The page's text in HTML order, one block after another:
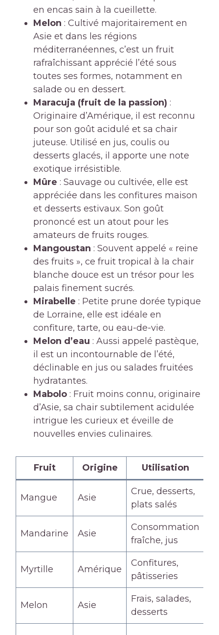
en encas sain à la cueillette.
Melon : Cultivé majoritairement en
Asie et dans les régions
méditerranéennes, c’est un fruit
rafraîchissant apprécié l’été sous
toutes ses formes, notamment en
salade ou en dessert.
Maracuja (fruit de la passion) :
Originaire d’Amérique, il est reconnu
pour son goût acidulé et sa chair
juteuse. Utilisé en jus, coulis ou
desserts glacés, il apporte une note
exotique irrésistible.
Mûre : Sauvage ou cultivée, elle est
appréciée dans les confitures maison
et desserts estivaux. Son goût
prononcé est un atout pour les
amateurs de fruits rouges.
Mangoustan : Souvent appelé « reine
des fruits », ce fruit tropical à la chair
blanche douce est un trésor pour les
palais finement sucrés.
Mirabelle : Petite prune dorée typique
de Lorraine, elle est idéale en
confiture, tarte, ou eau-de-vie.
Melon d’eau : Aussi appelé pastèque,
il est un incontournable de l’été,
déclinable en jus ou salades fruitées
hydratantes.
Mabolo : Fruit moins connu, originaire
d’Asie, sa chair subtilement acidulée
intrigue les curieux et éveille de
nouvelles envies culinaires.
Fruit Origine Utilisation
Mangue Asie
Crue, desserts,
plats salés
Mandarine Asie
Consommation
fraîche, jus
Myrtille Amérique
Confitures,
pâtisseries
Melon Asie
Frais, salades,
desserts